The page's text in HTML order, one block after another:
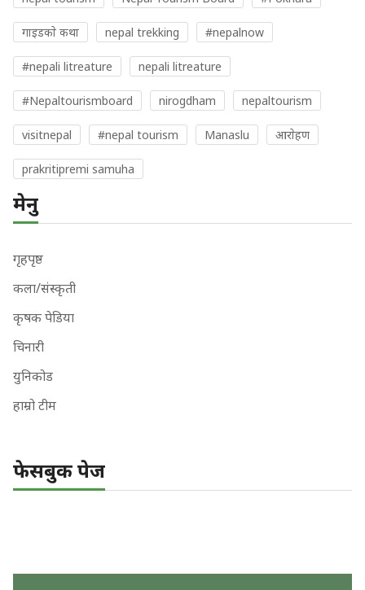
गाइडकाे कथा nepal trekking #nepalnow
#nepali litreature nepali litreature
#Nepaltourismboard nirogdham nepaltourism
visitnepal #nepal tourism Manaslu आराेहण
prakritipremi samuha
मेनु
गृहपृष्ठ
कला/संस्कृती
कृषक पेडिया
चिनारी
युनिकोड
हाम्रो टीम
फेसबुक पेज